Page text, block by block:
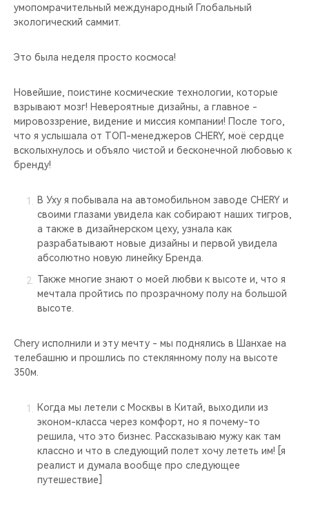
умопомрачительный международный Глобальный
экологический саммит.
Это была неделя просто космоса!
Новейшие, поистине космические технологии, которые
взрывают мозг! Невероятные дизайны, а главное -
мировоззрение, видение и миссия компании! После того,
что я услышала от ТОП-менеджеров CHERY, моё сердце
всколыхнулось и объяло чистой и бесконечной любовью к
бренду!
В Уху я побывала на автомобильном заводе CHERY и
своими глазами увидела как собирают наших тигров,
а также в дизайнерском цеху, узнала как
разрабатывают новые дизайны и первой увидела
абсолютно новую линейку Бренда.
Также многие знают о моей любви к высоте и, что я
мечтала пройтись по прозрачному полу на большой
высоте.
Chery исполнили и эту мечту - мы поднялись в Шанхае на
телебашню и прошлись по стеклянному полу на высоте
350м.
Когда мы летели с Москвы в Китай, выходили из
эконом-класса через комфорт, но я почему-то
решила, что это бизнес. Рассказываю мужу как там
классно и что в следующий полет хочу лететь им! [я
реалист и думала вообще про следующее
путешествие]